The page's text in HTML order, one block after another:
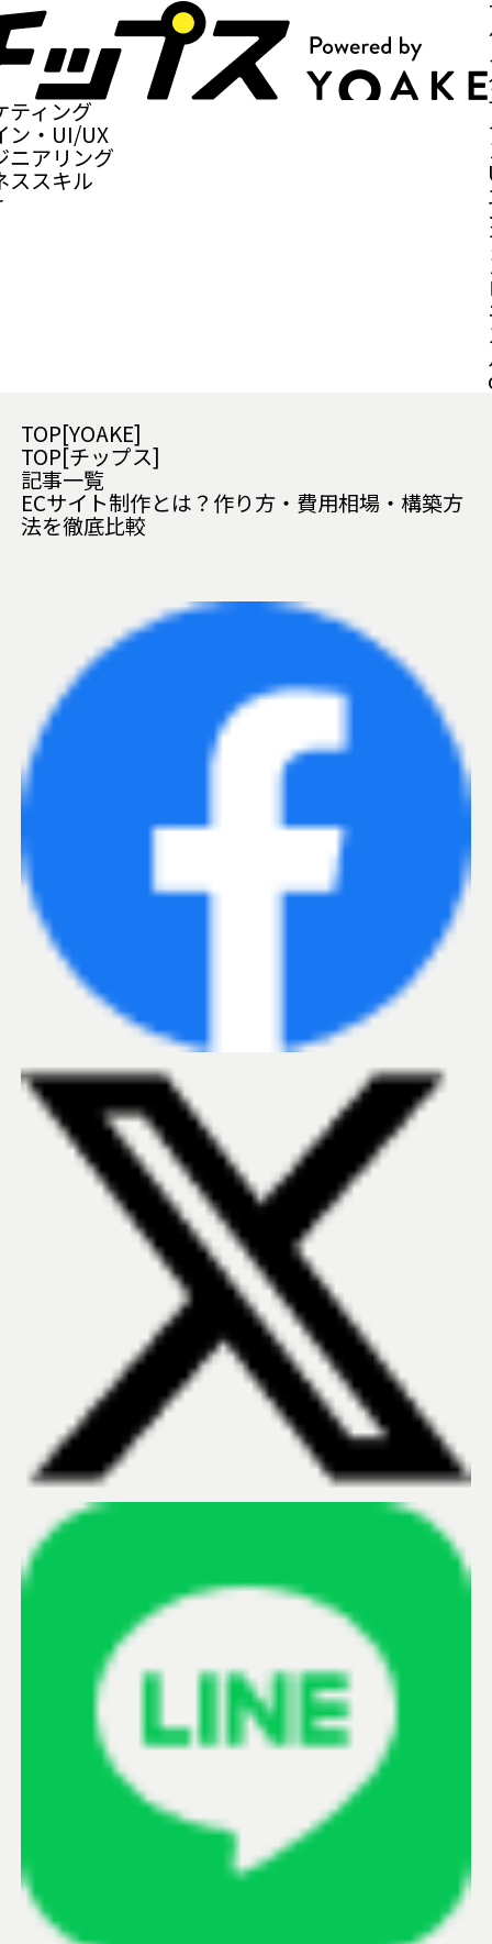
ティング
ン・UI/UX
ニアリング
ススキル
TOP[YOAKE]
TOP[チップス]
記事一覧
ECサイト制作とは？作り方・費用相場・構築方
法を徹底比較